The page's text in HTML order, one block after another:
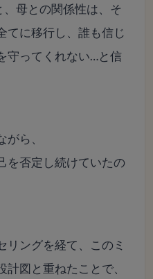
母との関係性は、そ
に移行し、 誰も信じ
守ってくれない…と信
ら、
を否定し続けていたの
ングを経て、
このミ
図と重ねたことで、